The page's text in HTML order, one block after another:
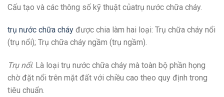
Cấu tạo và các thông số kỹ thuật củatrụ nước chữa cháy.
trụ nước chữa cháy được chia làm hai loại: Trụ chữa cháy nổi
(trụ nổi); Trụ chữa cháy ngầm (trụ ngầm).
Trụ nổi: Là loại trụ nước chữa cháy mà toàn bộ phần họng
chờ đặt nổi trên mặt đất với chiều cao theo quy định trong
tiêu chuẩn.